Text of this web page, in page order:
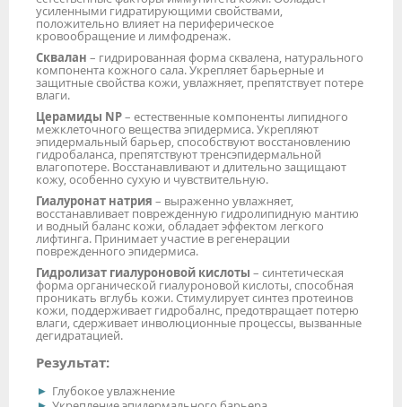
усиленными гидратирующими свойствами,
положительно влияет на периферическое
кровообращение и лимфодренаж.
Сквалан – гидрированная форма сквалена, натурального
компонента кожного сала. Укрепляет барьерные и
защитные свойства кожи, увлажняет, препятствует потере
влаги.
Церамиды NP– естественные компоненты липидного
межклеточного вещества эпидермиса. Укрепляют
эпидермальный барьер, способствуют восстановлению
гидробаланса, препятствуют тренсэпидермальной
влагопотере. Восстанавливают и длительно защищают
кожу, особенно сухую и чувствительную.
Гиалуронат натрия – выраженно увлажняет,
восстанавливает поврежденную гидролипидную мантию
и водный баланс кожи, обладает эффектом легкого
лифтинга. Принимает участие в регенерации
поврежденного эпидермиса.
Гидролизат гиалуроновой кислоты – синтетическая
форма органической гиалуроновой кислоты, способная
проникать вглубь кожи. Стимулирует синтез протеинов
кожи, поддерживает гидробалнс, предотвращает потерю
влаги, сдерживает инволюционные процессы, вызванные
дегидратацией.
Результат:
Глубокое увлажнение